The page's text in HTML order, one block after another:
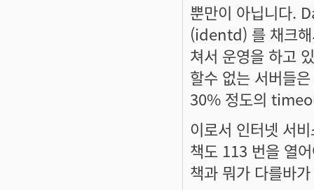
뿐만이 아닙니다.
(identd) 를 채크
쳐서 운영을 하고
할수 없는 서버들
30% 정도의
이로서 인터넷 서
책도 113 번을 열
책과 뭐가 다를바